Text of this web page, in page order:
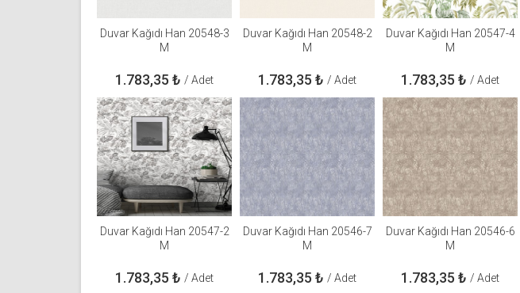
Duvar Kağıdı Han 20548-3
M
1.783,35 ₺ / Adet
Duvar Kağıdı Han 20548-2
M
1.783,35 ₺ / Adet
Duvar Kağıdı Han 20547-4
M
1.783,35 ₺ / Adet
Duvar Kağıdı Han 20547-2
M
1.783,35 ₺ / Adet
Duvar Kağıdı Han 20546-7
M
1.783,35 ₺ / Adet
Duvar Kağıdı Han 20546-6
M
1.783,35 ₺ / Adet